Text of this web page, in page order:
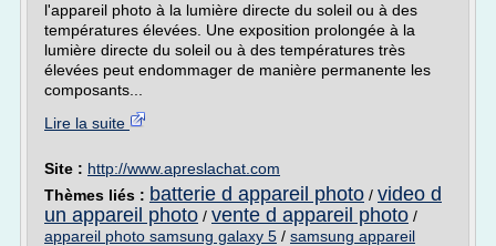
l'appareil photo à la lumière directe du soleil ou à des
températures élevées. Une exposition prolongée à la
lumière directe du soleil ou à des températures très
élevées peut endommager de manière permanente les
composants...
Lire la suite
Site : http://www.apreslachat.com
Thèmes liés : batterie d appareil photo / video d
un appareil photo / vente d appareil photo /
appareil photo samsung galaxy 5 / samsung appareil